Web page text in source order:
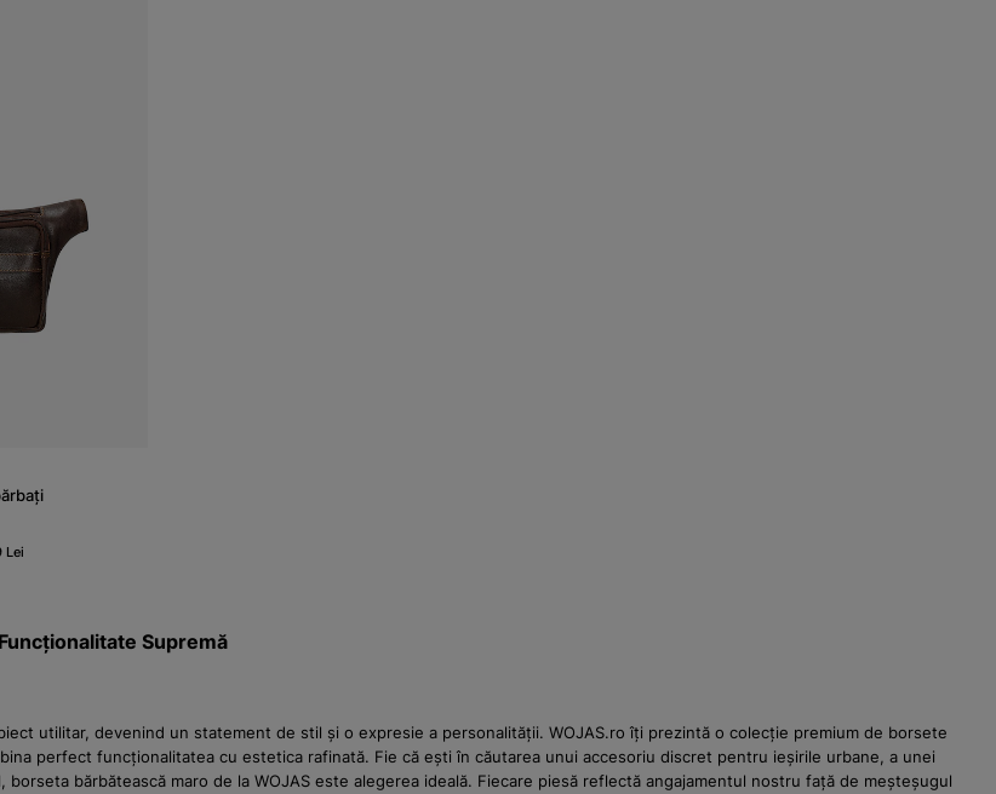
Lei
Supremă
utilitar, devenind un statement de stil și o expresie a personalității. WOJAS.ro îți prezintă o colecție premium de borsete
perfect funcționalitatea cu estetica rafinată. Fie că ești în căutarea unui accesoriu discret pentru ieșirile urbane, a unei
bărbătească maro de la WOJAS este alegerea ideală. Fiecare piesă reflectă angajamentul nostru față de meșteșugul